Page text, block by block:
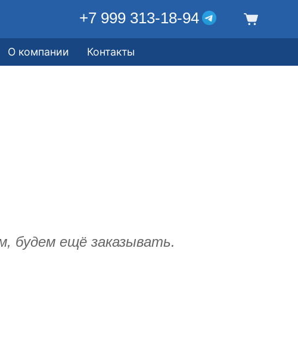
+7 999 313-18-94
О компании Контакты
будем ещё заказывать.